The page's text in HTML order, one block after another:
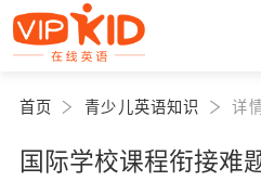
首页 青少儿英语知识 详
国际学校课程衔接难